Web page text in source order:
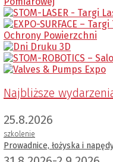
Najbliższe
25.8.2026
szkolenie
Prowadnice, łożyska i